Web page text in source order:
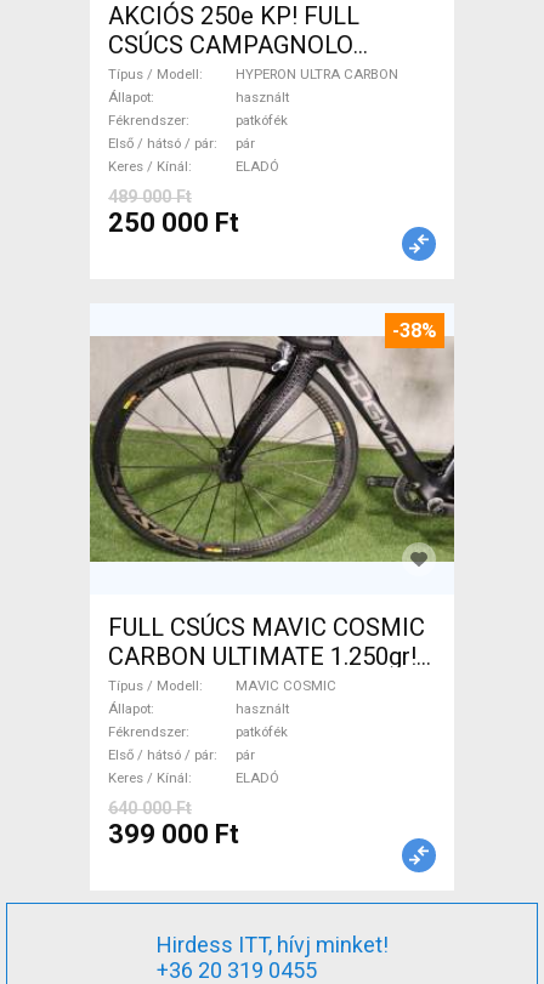
AKCIÓS 250e KP! FULL
CSÚCS CAMPAGNOLO
HYPERON ULTRA CARBON
1.350gr! HYPERON ULTRA
CARBON Országúti / Gravel /
Triatlon Alkatrész, Országúti
Kerék / Felni / Gumi használt
ELADÓ
Típus / Modell
HYPERON ULTRA CARBON
Állapot
használt
Fékrendszer
patkófék
Első / hátsó / pár
pár
Keres / Kínál
ELADÓ
489 000 Ft
250 000 Ft
-38%
FULL CSÚCS MAVIC COSMIC
CARBON ULTIMATE 1.250gr!
MAVIC COSMIC Országúti /
Gravel / Triatlon Alkatrész,
Országúti Kerék / Felni / Gumi
használt ELADÓ
Típus / Modell
MAVIC COSMIC
Állapot
használt
Fékrendszer
patkófék
Első / hátsó / pár
pár
Keres / Kínál
ELADÓ
640 000 Ft
399 000 Ft
Hirdess ITT, hívj minket!
+36 20 319 0455